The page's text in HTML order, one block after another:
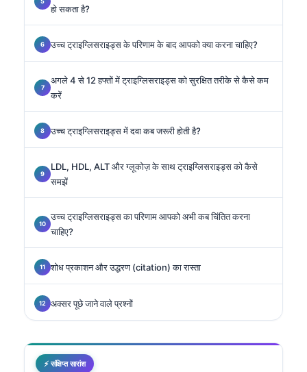
हो सकता है?
उच्च ट्राइग्लिसराइड्स के परिणाम के बाद आपको क्या करना चाहिए?
अगले 4 से 12 हफ्तों में ट्राइग्लिसराइड्स को सुरक्षित तरीके से कैसे कम
करें
उच्च ट्राइग्लिसराइड्स में दवा कब जरूरी होती है?
LDL, HDL, ALT और ग्लूकोज़ के साथ ट्राइग्लिसराइड्स को कैसे
समझें
उच्च ट्राइग्लिसराइड्स का परिणाम आपको अभी कब चिंतित करना
चाहिए?
शोध प्रकाशन और उद्धरण (citation) का रास्ता
अक्सर पूछे जाने वाले प्रश्नों
⚡ संक्षिप्त सारांश